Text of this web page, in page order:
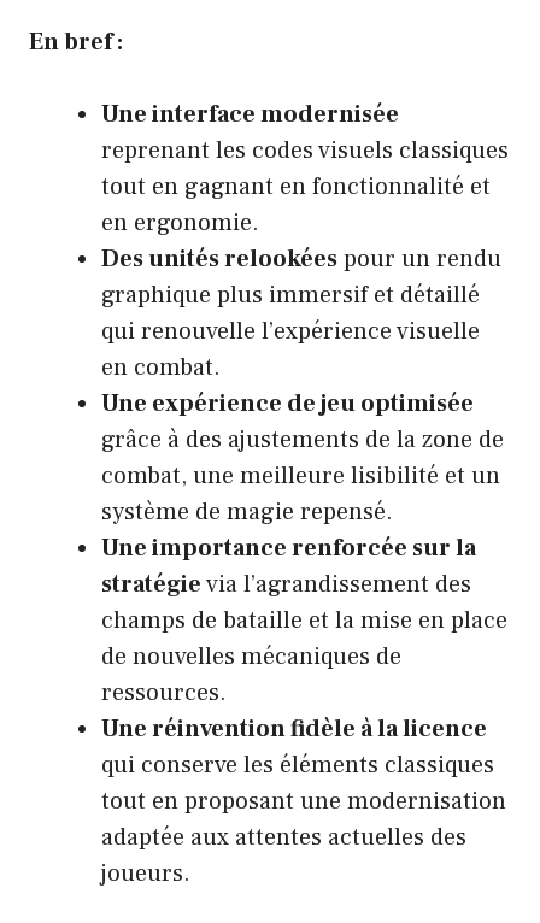
En bref :
Une interface modernisée
reprenant les codes visuels classiques
tout en gagnant en fonctionnalité et
en ergonomie.
Des unités relookéespour un rendu
graphique plus immersif et détaillé
qui renouvelle l’expérience visuelle
en combat.
Une expérience de jeu optimisée
grâce à des ajustements de la zone de
combat, une meilleure lisibilité et un
système de magie repensé.
Une importance renforcée sur la
stratégievia l’agrandissement des
champs de bataille et la mise en place
de nouvelles mécaniques de
ressources.
Une réinvention fidèle à la licence
qui conserve les éléments classiques
tout en proposant une modernisation
adaptée aux attentes actuelles des
joueurs.